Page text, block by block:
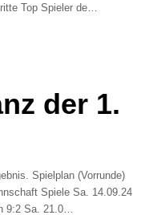
Top Spieler de…
der 1.
Spielplan (Vorrunde)
Spiele Sa. 14.09.24
9:2 Sa. 21.0…